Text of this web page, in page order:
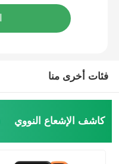
فئات أخرى منا
كاشف الإشعاع النووي